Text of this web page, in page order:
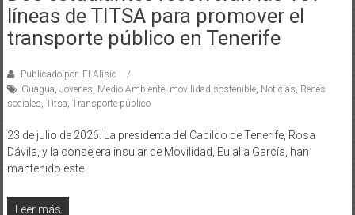
líneas de TITSA para promover el
transporte público en Tenerife
Publicado por: El Alisio
Guagua Jóvenes Medio Ambiente, movilidad sostenible, Noticias Redes
sociales Titsa Transporte público
23 de julio de 2026. La presidenta del Cabildo de Tenerife, Rosa
Dávila, y la consejera insular de Movilidad, Eulalia García, han
mantenido este
Leer más